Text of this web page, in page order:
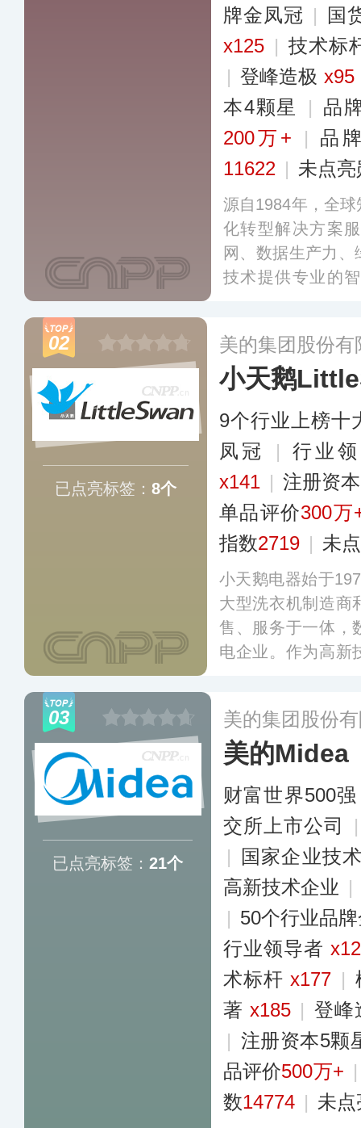
牌金凤冠 |
国
x125 | 技术标
| 登峰造极 x95
本4颗星
| 品
200万+
|
品
11622 | 未点亮
源自1984年，全
化转型解决方案
网、数据生产力
技术提供专业的
人群的消费需求。
02
已点亮标签： 8个
美的集团股份有
小天鹅
9个行业上榜十
凤冠
|
行业
x141 | 注册资
单品评价300万
指数2719 | 未
小天鹅电器始于
大型洗衣机制造商
售、服务于一体，
电企业。作为高新
品。更多
03
已点亮标签： 21个
美的集团股份
美的Midea
财富世界500强
交所上市公司
|
国家企业技
高新技术企业 |
| 50个行业品
行业领导者
术标杆x177 |
著 x185 | 登
| 注册资本5颗
品评价500万+
数14774 | 未